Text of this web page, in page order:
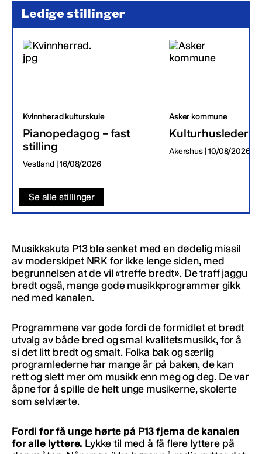
Ledige stillinger
Kvinnherad kulturskule
Pianopedagog – fast
stilling
Vestland | 16/08/2026
Asker kommune
Kulturhusleder
Akershus | 10/08/2026
Se alle stillinger
Musikkskuta P13 ble senket med en dødelig missil
av moderskipet NRK for ikke lenge siden, med
begrunnelsen at de vil «treffe bredt». De traff jaggu
bredt også, mange gode musikkprogrammer gikk
ned med kanalen.
Programmene var gode fordi de formidlet et bredt
utvalg av både bred og smal kvalitetsmusikk, for å
si det litt bredt og smalt. Folka bak og særlig
programlederne har mange år på baken, de kan
rett og slett mer om musikk enn meg og deg. De var
åpne for å spille de helt unge musikerne, skolerte
som selvlærte.
Fordi for få unge hørte på P13 fjerna de kanalen
for alle lyttere. Lykke til med å få flere lyttere på